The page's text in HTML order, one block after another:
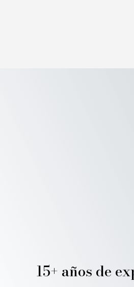
15+ años de